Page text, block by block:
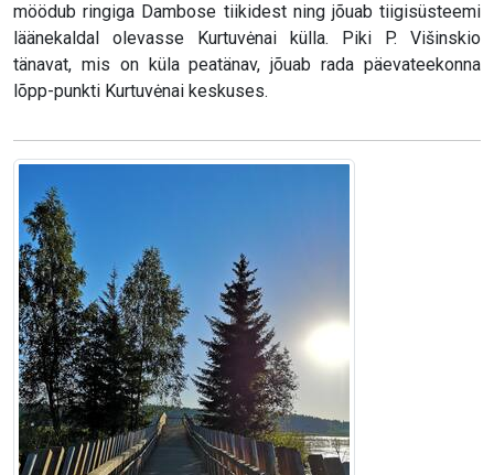
möödub ringiga Dambose tiikidest ning jõuab tiigisüsteemi
läänekaldal olevasse Kurtuvėnai külla. Piki P. Višinskio
tänavat, mis on küla peatänav, jõuab rada päevateekonna
lõpp-punkti Kurtuvėnai keskuses.